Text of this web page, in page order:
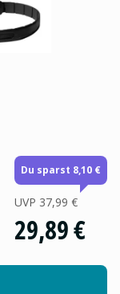
Du sparst 8,10 €
UVP 37,99 €
29,89 €